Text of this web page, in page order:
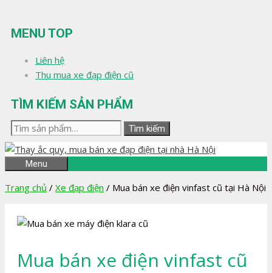
đến
nội
MENU TOP
Liên hệ
Thu mua xe đạp điện cũ
TÌM KIẾM SẢN PHẨM
Tìm
kiếm:
Tìm kiếm
Menu
Trang chủ / Xe đạp điện / Mua bán xe điện vinfast cũ tại Hà Nội
Mua bán xe điện vinfast cũ